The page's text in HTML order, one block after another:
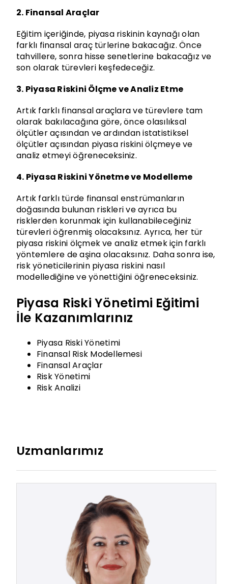
2. Finansal Araçlar
Eğitim içeriğinde, piyasa riskinin kaynağı olan
farklı finansal araç türlerine bakacağız. Önce
tahvillere, sonra hisse senetlerine bakacağız ve
son olarak türevleri keşfedeceğiz.
3. Piyasa Riskini Ölçme ve Analiz Etme
Artık farklı finansal araçlara ve türevlere tam
olarak bakılacağına göre, önce olasılıksal
ölçütler açısından ve ardından istatistiksel
ölçütler açısından piyasa riskini ölçmeye ve
analiz etmeyi öğreneceksiniz.
4. Piyasa Riskini Yönetme ve Modelleme
Artık farklı türde finansal enstrümanların
doğasında bulunan riskleri ve ayrıca bu
risklerden korunmak için kullanabileceğiniz
türevleri öğrenmiş olacaksınız. Ayrıca, her tür
piyasa riskini ölçmek ve analiz etmek için farklı
yöntemlere de aşina olacaksınız. Daha sonra ise,
risk yöneticilerinin piyasa riskini nasıl
modellediğine ve yönettiğini öğreneceksiniz.
Piyasa Riski Yönetimi Eğitimi
İle Kazanımlarınız
Piyasa Riski Yönetimi
Finansal Risk Modellemesi
Finansal Araçlar
Risk Yönetimi
Risk Analizi
Uzmanlarımız